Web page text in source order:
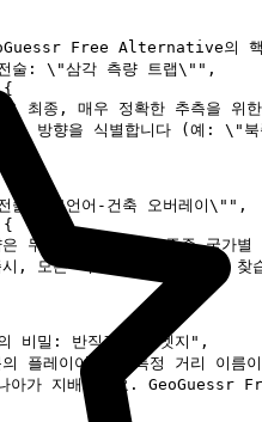
Free Alternative의 핵심 \"
: \"삼각 측량 트랩\"",
종, 매우 정확한 추측을 위한
향을 식별합니다 (예: \"북쪽
: \"언어-건축 오버레이\"",
가지 강력하고 종종 국가별
든 텍스트를 우선적으로 찾습
밀: 반직관적인 엣지",
레이어는 **특정 거리 이름이
가 지배하세요. GeoGuessr